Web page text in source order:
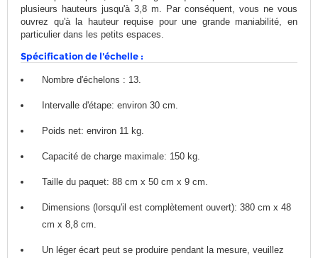
plusieurs hauteurs jusqu'à 3,8 m. Par conséquent, vous ne vous
ouvrez qu'à la hauteur requise pour une grande maniabilité, en
particulier dans les petits espaces.
Spécification de l'échelle :
Nombre d'échelons : 13.
Intervalle d'étape: environ 30 cm.
Poids net: environ 11 kg.
Capacité de charge maximale: 150 kg.
Taille du paquet: 88 cm x 50 cm x 9 cm.
Dimensions (lorsqu'il est complètement ouvert): 380 cm x 48
cm x 8,8 cm.
Un léger écart peut se produire pendant la mesure, veuillez